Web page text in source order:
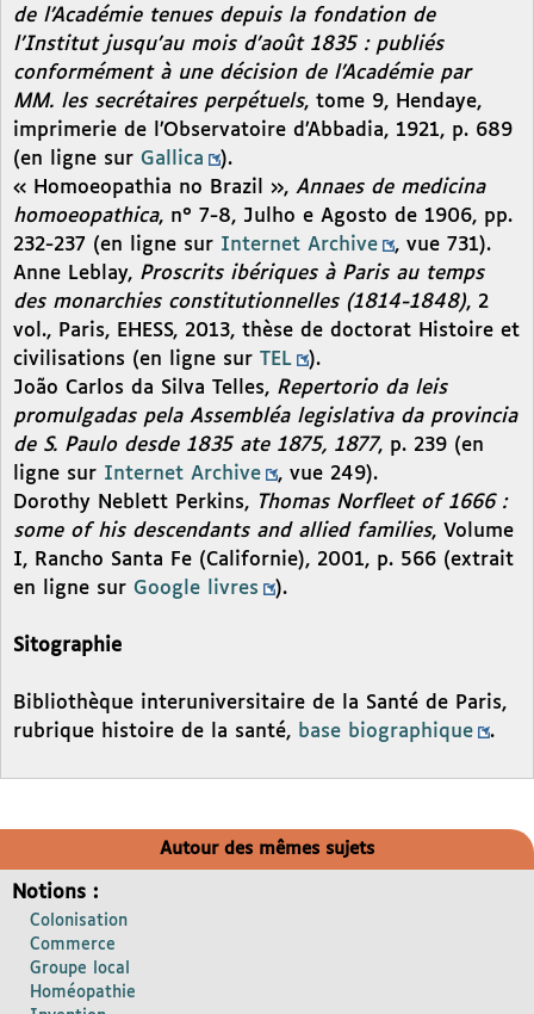
de l’Académie tenues depuis la fondation de
l’Institut jusqu’au mois d’août 1835 : publiés
conformément à une décision de l’Académie par
MM. les secrétaires perpétuels, tome 9, Hendaye,
imprimerie de l’Observatoire d’Abbadia, 1921, p. 689
(en ligne sur Gallica
).
« Homoeopathia no Brazil », Annaes de medicina
homoeopathica, n° 7-8, Julho e Agosto de 1906, pp.
232-237 (en ligne sur Internet Archive
, vue 731).
Anne Leblay, Proscrits ibériques à Paris au temps
des monarchies constitutionnelles (1814-1848), 2
vol., Paris, EHESS, 2013, thèse de doctorat Histoire et
civilisations (en ligne sur TEL
).
João Carlos da Silva Telles, Repertorio da leis
promulgadas pela Assembléa legislativa da provincia
de S. Paulo desde 1835 ate 1875, 1877, p. 239 (en
ligne sur Internet Archive
, vue 249).
Dorothy Neblett Perkins, Thomas Norfleet of 1666 :
some of his descendants and allied families, Volume
I, Rancho Santa Fe (Californie), 2001, p. 566 (extrait
en ligne sur Google livres ).
Sitographie
Bibliothèque interuniversitaire de la Santé de Paris,
rubrique histoire de la santé, base biographique .
Autour des mêmes sujets
Notions :
Colonisation
Commerce
Groupe local
Homéopathie